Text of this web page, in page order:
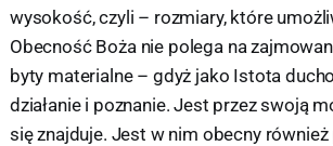
wysokość, czyli – rozmiary, które
Obecność Boża nie polega na
byty materialne – gdyż jako Istota
działanie i poznanie. Jest przez swoją
się znajduje. Jest w nim obecny